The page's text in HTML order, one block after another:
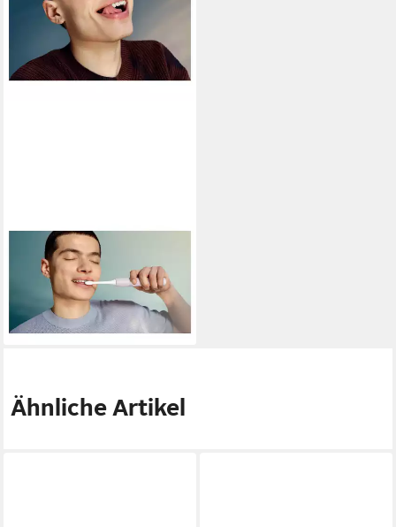
Sonicare 2100 series
HX4022/03 Elektrische
Zahnbürste Schallza
45,70 €
lieferbar - in 2-3 Werktagen bei dir
Ähnliche Artikel